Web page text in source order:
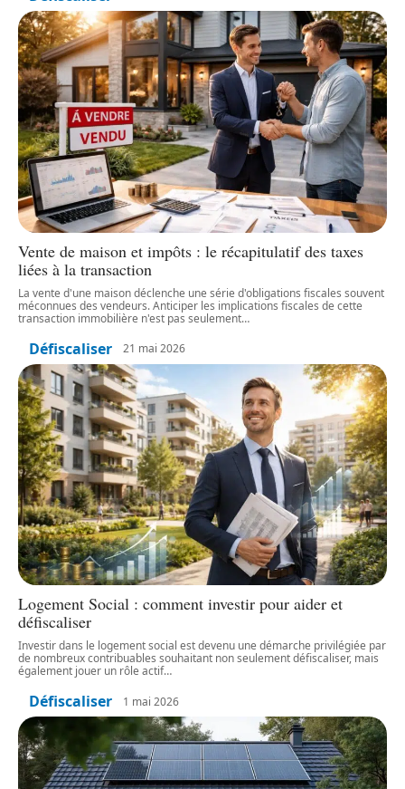
Vente de maison et impôts : le récapitulatif des taxes
liées à la transaction
La vente d'une maison déclenche une série d'obligations fiscales souvent
méconnues des vendeurs. Anticiper les implications fiscales de cette
transaction immobilière n'est pas seulement…
Défiscaliser 21 mai 2026
Logement Social : comment investir pour aider et
défiscaliser
Investir dans le logement social est devenu une démarche privilégiée par
de nombreux contribuables souhaitant non seulement défiscaliser, mais
également jouer un rôle actif…
Défiscaliser 1 mai 2026